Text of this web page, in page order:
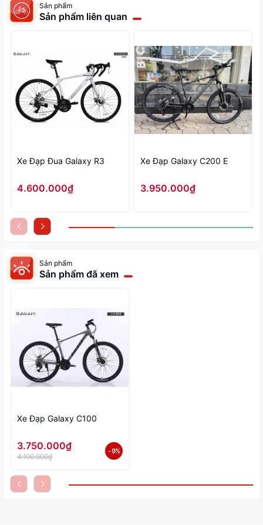
Sản phẩm
Sản phẩm liên quan
Xe Đạp Đua Galaxy R3
4.600.000₫
Xe Đạp Galaxy C200 E
3.950.000₫
Sản phẩm
Sản phẩm đã xem
Xe Đạp Galaxy C100
3.750.000₫
4.100.000₫
- 9%